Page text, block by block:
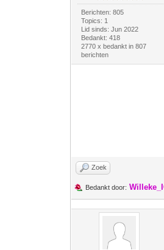
Berichten: 805
Topics: 1
Lid sinds: Jun 2022
Bedankt: 418
2770 x bedankt in 807
berichten
Zoek
Bedankt door: